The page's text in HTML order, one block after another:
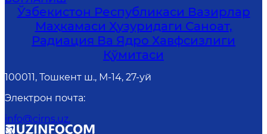
Ўзбекистон Республикаси Вазирлар
Маҳкамаси Ҳузуридаги Саноат,
Радиация Ва Ядро Хавфсизлиги
Қўмитаси
100011, Тошкент ш., М-14, 27-уй
Электрон почта:
info@cirns.uz.